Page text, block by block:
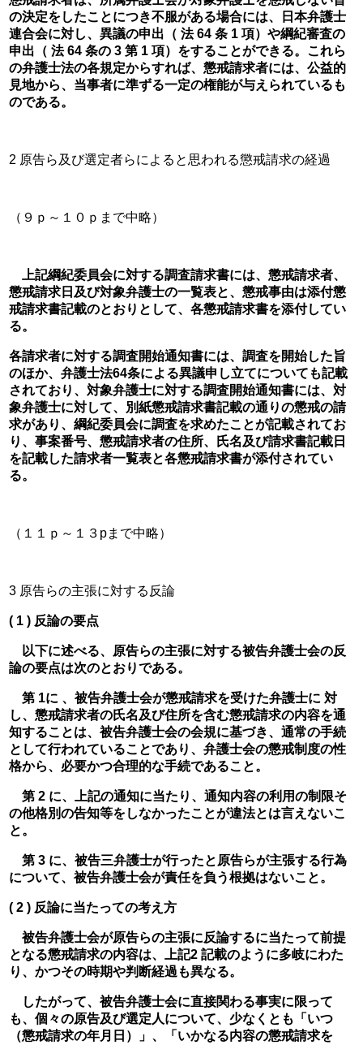
の決定をしたことにつき不服がある場合には、日本弁護士
連合会に対し、異議の申出（ 法 64 条 1 項）や綱紀審査の
申出（ 法 64 条の 3 第 1 項）をすることができる。これら
の弁護士法の各規定からすれば、懲戒請求者には、公益的
見地から、当事者に準ずる一定の権能が与えられているも
のである。
2 原告ら及び選定者らによると思われる懲戒請求の経過
（９ｐ～１０ｐまで中略）
上記綱紀委員会に対する調査請求書には、懲戒請求者、
懲戒請求日及び対象弁護士の一覧表と、懲戒事由は添付懲
戒請求書記載のとおりとして、各懲戒請求書を添付してい
る。
各請求者に対する調査開始通知書には、調査を開始した旨
のほか、弁護士法64条による異議申し立てについても記載
されており、対象弁護士に対する調査開始通知書には、対
象弁護士に対して、別紙懲戒請求書記載の通りの懲戒の請
求があり、綱紀委員会に調査を求めたことが記載されてお
り、事案番号、懲戒請求者の住所、氏名及び請求書記載日
を記載した請求者一覧表と各懲戒請求書が添付されてい
る。
（１１ｐ～１３pまで中略）
3 原告らの主張に対する反論
( 1 ) 反論の要点
以下に述べる、原告らの主張に対する被告弁護士会の反
論の要点は次のとおりである。
第 1に 、被告弁護士会が懲戒請求を受けた弁護士に 対
し、懲戒請求者の氏名及び住所を含む懲戒請求の内容を通
知することは、被告弁護士会の会規に基づき、通常の手続
として行われていることであり、弁護士会の懲戒制度の性
格から、必要かつ合理的な手続であること。
第 2 に、上記の通知に当たり、通知内容の利用の制限そ
の他格別の告知等をしなかったことが違法とは言えないこ
と。
第 3 に、被告三弁護士が行ったと原告らが主張する行為
について、被告弁護士会が責任を負う根拠はないこと。
( 2 ) 反論に当たっての考え方
被告弁護士会が原告らの主張に反論するに当たって前提
となる懲戒請求の内容は、上記2 記載のように多岐にわた
り、かつその時期や判断経過も異なる。
したがって、被告弁護士会に直接関わる事実に限って
も、個々の原告及び選定人について、少なくとも「いつ
（懲戒請求の年月日）」、「いかなる内容の懲戒請求を